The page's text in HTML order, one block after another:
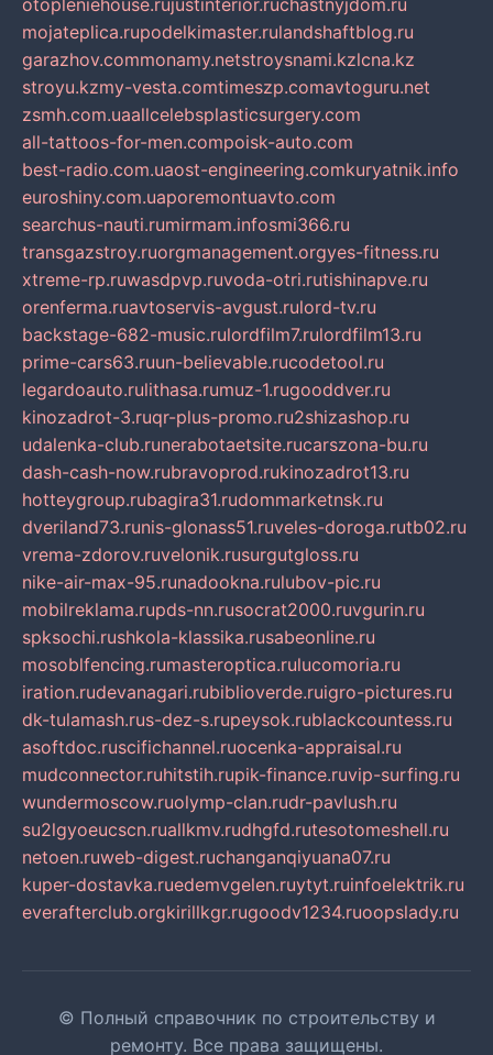
otopleniehouse.rujustinterior.ruchastnyjdom.ru
mojateplica.rupodelkimaster.rulandshaftblog.ru
garazhov.commonamy.netstroysnami.kzlcna.kz
stroyu.kzmy-vesta.comtimeszp.comavtoguru.net
zsmh.com.uaallcelebsplasticsurgery.com
all-tattoos-for-men.compoisk-auto.com
best-radio.com.uaost-engineering.comkuryatnik.info
euroshiny.com.uaporemontuavto.com
searchus-nauti.rumirmam.infosmi366.ru
transgazstroy.ruorgmanagement.orgyes-fitness.ru
xtreme-rp.ruwasdpvp.ruvoda-otri.rutishinapve.ru
orenferma.ruavtoservis-avgust.rulord-tv.ru
backstage-682-music.rulordfilm7.rulordfilm13.ru
prime-cars63.ruun-believable.rucodetool.ru
legardoauto.rulithasa.rumuz-1.rugooddver.ru
kinozadrot-3.ruqr-plus-promo.ru2shizashop.ru
udalenka-club.runerabotaetsite.rucarszona-bu.ru
dash-cash-now.rubravoprod.rukinozadrot13.ru
hotteygroup.rubagira31.rudommarketnsk.ru
dveriland73.runis-glonass51.ruveles-doroga.rutb02.ru
vrema-zdorov.ruvelonik.rusurgutgloss.ru
nike-air-max-95.runadookna.rulubov-pic.ru
mobilreklama.rupds-nn.rusocrat2000.ruvgurin.ru
spksochi.rushkola-klassika.rusabeonline.ru
mosoblfencing.rumasteroptica.rulucomoria.ru
iration.rudevanagari.rubiblioverde.ruigro-pictures.ru
dk-tulamash.rus-dez-s.rupeysok.rublackcountess.ru
asoftdoc.ruscifichannel.ruocenka-appraisal.ru
mudconnector.ruhitstih.rupik-finance.ruvip-surfing.ru
wundermoscow.ruolymp-clan.rudr-pavlush.ru
su2lgyoeucscn.ruallkmv.rudhgfd.rutesotomeshell.ru
netoen.ruweb-digest.ruchanganqiyuana07.ru
kuper-dostavka.ruedemvgelen.ruytyt.ruinfoelektrik.ru
everafterclub.orgkirillkgr.rugoodv1234.ruoopslady.ru
© Полный справочник по строительству и
ремонту. Все права защищены.